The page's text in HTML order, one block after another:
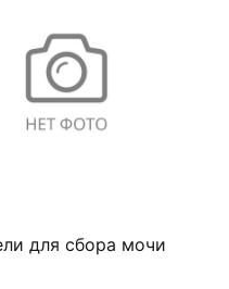
для сбора мочи